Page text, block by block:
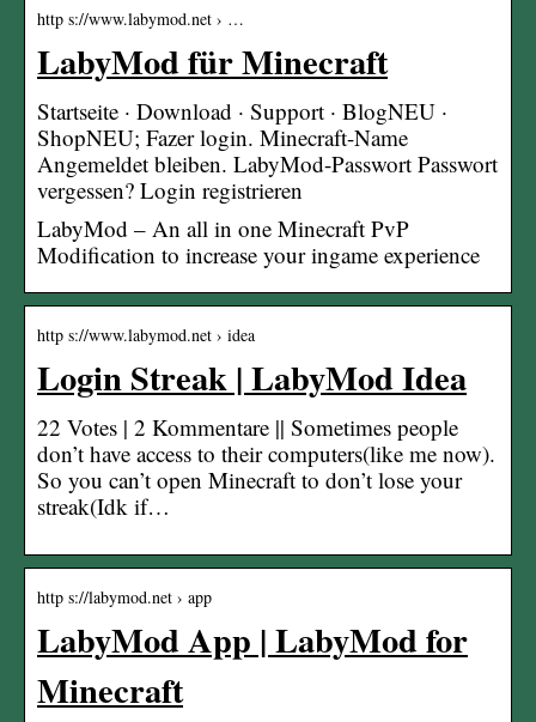
http s://www.labymod.net › …
LabyMod für Minecraft
Startseite · Download · Support · BlogNEU ·
ShopNEU; Fazer login. Minecraft-Name
Angemeldet bleiben. LabyMod-Passwort Passwort
vergessen? Login registrieren
LabyMod – An all in one Minecraft PvP
Modification to increase your ingame experience
http s://www.labymod.net › idea
Login Streak | LabyMod Idea
22 Votes | 2 Kommentare || Sometimes people
don’t have access to their computers(like me now).
So you can’t open Minecraft to don’t lose your
streak(Idk if…
http s://labymod.net › app
LabyMod App | LabyMod for
Minecraft